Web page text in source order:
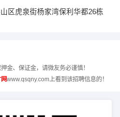
区虎泉街杨家湾保利华都26栋
金、保证金，请微友务必谨慎！
www.qsqny.com上看到该招聘信息的！